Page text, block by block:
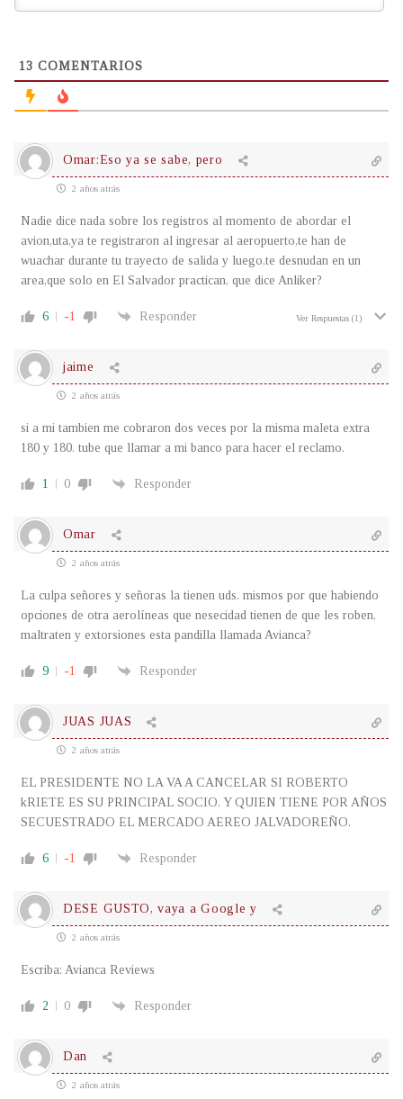
13 COMENTARIOS
Omar:Eso ya se sabe, pero
2 años atrás
Nadie dice nada sobre los registros al momento de abordar el
avion,uta,ya te registraron al ingresar al aeropuerto,te han de
wuachar durante tu trayecto de salida y luego,te desnudan en un
area,que solo en El Salvador practican, que dice Anliker?
6 -1 Responder Ver Respuestas (1)
jaime
2 años atrás
si a mi tambien me cobraron dos veces por la misma maleta extra
180 y 180. tube que llamar a mi banco para hacer el reclamo.
1 0 Responder
Omar
2 años atrás
La culpa señores y señoras la tienen uds. mismos por que habiendo
opciones de otra aerolíneas que nesecidad tienen de que les roben,
maltraten y extorsiones esta pandilla llamada Avianca?
9 -1 Responder
JUAS JUAS
2 años atrás
EL PRESIDENTE NO LA VA A CANCELAR SI ROBERTO
kRIETE ES SU PRINCIPAL SOCIO. Y QUIEN TIENE POR AÑOS
SECUESTRADO EL MERCADO AEREO JALVADOREÑO.
6 -1 Responder
DESE GUSTO, vaya a Google y
2 años atrás
Escriba: Avianca Reviews
2 0 Responder
Dan
2 años atrás